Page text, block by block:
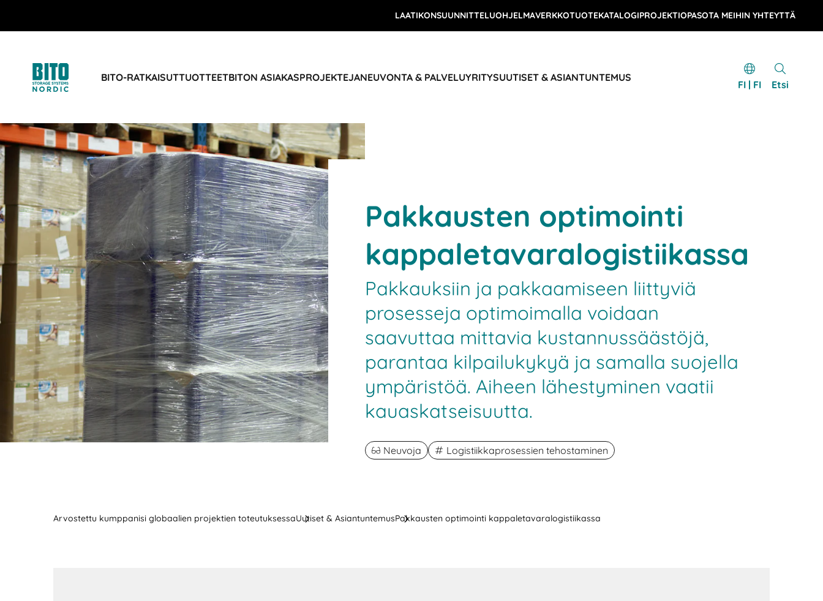
LAATIKONSUUNNITTELUOHJELMAVERKKOTUOTEKATALOGIPROJEKTIOPASOTA MEIHIN YHTEYTTÄ
BITO-RATKAISUTTUOTTEETBITON ASIAKASPROJEKTEJANEUVONTA & PALVELUYRITYSUUTISET & ASIANTUNTEMUS
FI | FI Etsi
Pakkausten optimointi
kappaletavaralogistiikassa
Pakkauksiin ja pakkaamiseen liittyviä
prosesseja optimoimalla voidaan
saavuttaa mittavia kustannussäästöjä,
parantaa kilpailukykyä ja samalla suojella
ympäristöä. Aiheen lähestyminen vaatii
kauaskatseisuutta.
Neuvoja Logistiikkaprosessien tehostaminen
Arvostettu kumppanisi globaalien projektien toteutuksessaUutiset & AsiantuntemusPakkausten optimointi kappaletavaralogistiikassa